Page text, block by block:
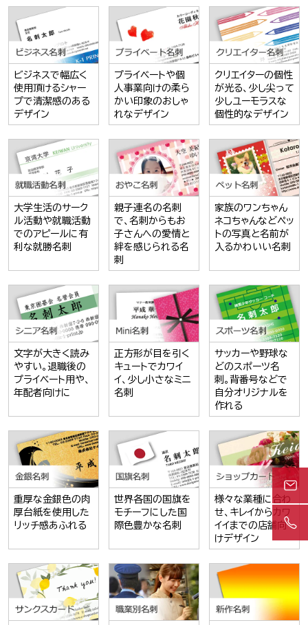
ビジネスで幅広く
使用頂けるシャー
プで清潔感のある
デザイン
プライベートや個
人事業向けの柔ら
かい印象のおしゃ
れなデザイン
クリエイターの個性
が光る、少し尖って
少しユーモラスな
個性的なデザイン
大学生活のサーク
ル活動や就職活動
でのアピールに有
利な就勝名刺
親子連名の名刺
で、名刺からもお
子さんへの愛情と
絆を感じられる名
刺
家族のワンちゃん
ネコちゃんなどペッ
トの写真と名前が
入るかわいい名刺
文字が大きく読み
やすい。退職後の
プライベート用や、
年配者向けに
正方形が目を引く
キュートでカワイ
イ、少し小さなミニ
名刺
サッカーや野球な
どのスポーツ名
刺。背番号などで
自分オリジナルを
作れる
重厚な金銀色の肉
厚台紙を使用した
リッチ感あふれる
世界各国の国旗を
モチーフにした国
際色豊かな名刺
様々な業種に合わ
せ、キレイからカワ
イイまでの店舗向
けデザイン